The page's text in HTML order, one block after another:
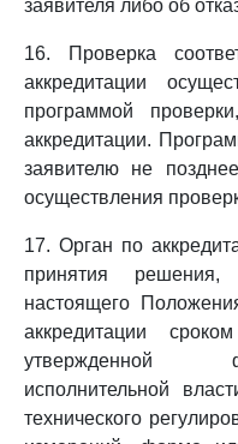
заявителя либо об
16. Проверка
аккредитации
программой
аккредитации.
заявителю не
осуществления
17. Орган по
принятия
настоящего
аккредитации
утвержденной
исполнительной
технического